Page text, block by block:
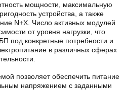
мощности, максимальную
устройства, а также
N+X. Число активных модулей
от уровня нагрузки, что
под конкретные потребности и
в различных сферах
позволяет обеспечить питание
напряжением с заданными